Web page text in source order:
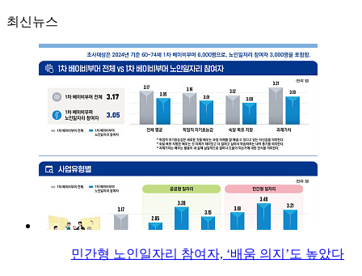
최신뉴스
민간형 노인일자리 참여자, ‘배움 의지’도 높았다